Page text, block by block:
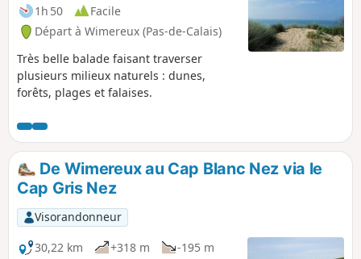
1h 50
Facile
Départ à Wimereux (Pas-de-Calais)
Très belle balade faisant traverser
plusieurs milieux naturels : dunes,
forêts, plages et falaises.
De Wimereux au Cap Blanc Nez via le
Cap Gris Nez
Visorandonneur
30,22 km
+318 m
-195 m